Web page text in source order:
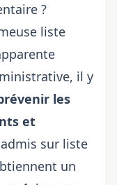
?
liste
il y
les
et
sur liste
un